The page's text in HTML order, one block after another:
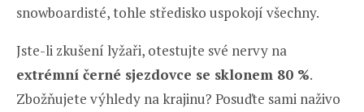
snowboardisté, tohle středisko uspokojí všechny.
Jste-li zkušení lyžaři, otestujte své nervy na
extrémní černé sjezdovce se sklonem 80 %.
Zbožňujete výhledy na krajinu? Posuďte sami naživo